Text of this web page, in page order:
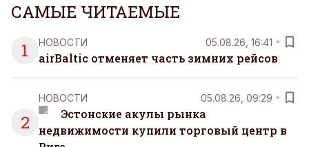
САМЫЕ ЧИТАЕМЫЕ
1
НОВОСТИ 05.08.26, 16:41
airBaltic отменяет часть зимних рейсов
2
НОВОСТИ 05.08.26, 09:29
Эстонские акулы рынка
недвижимости купили торговый центр в